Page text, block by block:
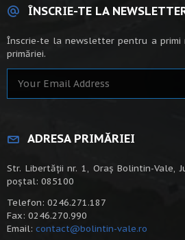
ÎNSCRIE-TE LA
Înscrie-te la newsletter pentru a primi
primăriei.
ADRESA PRIMĂRIEI
Str. Libertății nr. 1, Oraș Bolintin-Vale,
poștal: 085100
Telefon: 0246.271.187
Fax: 0246.270.990
Email: contact@bolintin-vale.ro